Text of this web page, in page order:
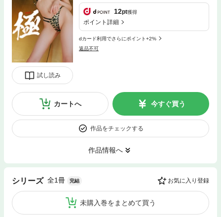
試し読み
12pt獲得
ポイント詳細
dカード利用でさらにポイント+2%
返品不可
カートへ 今すぐ買う
作品をチェックする
作品情報へ
シリーズ 全1冊 完結 お気に入り登録
未購入巻をまとめて買う